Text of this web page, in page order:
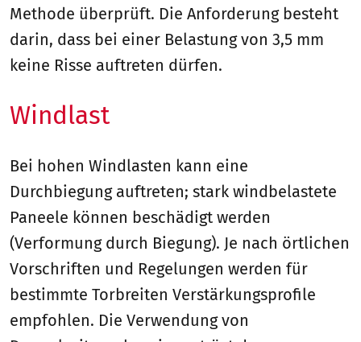
Methode überprüft. Die Anforderung besteht
darin, dass bei einer Belastung von 3,5 mm
keine Risse auftreten dürfen.
Windlast
Bei hohen Windlasten kann eine
Durchbiegung auftreten; stark windbelastete
Paneele können beschädigt werden
(Verformung durch Biegung). Je nach örtlichen
Vorschriften und Regelungen werden für
bestimmte Torbreiten Verstärkungsprofile
empfohlen. Die Verwendung von